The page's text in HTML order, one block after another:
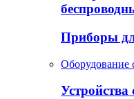
Приборы
Оборудование
Устройства